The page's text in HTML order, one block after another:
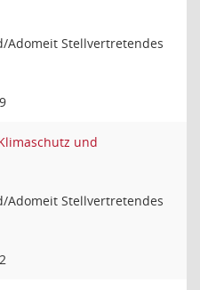
Adomeit Stellvertretendes
und
Adomeit Stellvertretendes